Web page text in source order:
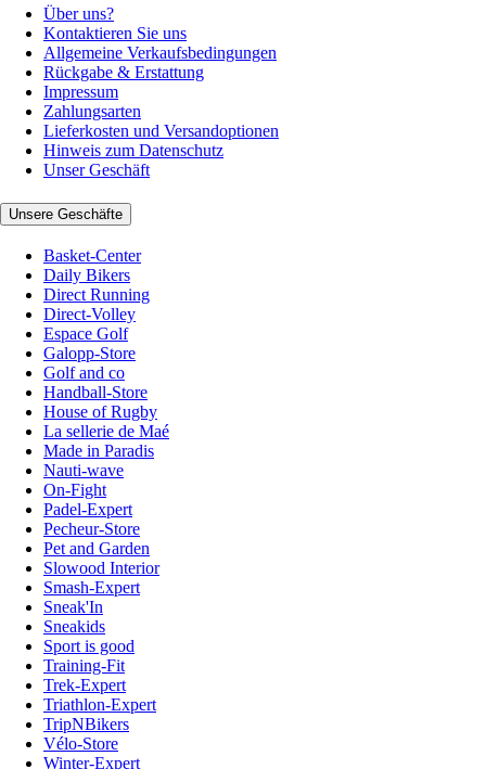
Über uns?
Kontaktieren Sie uns
Allgemeine Verkaufsbedingungen
Rückgabe & Erstattung
Impressum
Zahlungsarten
Lieferkosten und Versandoptionen
Hinweis zum Datenschutz
Unser Geschäft
Unsere Geschäfte
Basket-Center
Daily Bikers
Direct Running
Direct-Volley
Espace Golf
Galopp-Store
Golf and co
Handball-Store
House of Rugby
La sellerie de Maé
Made in Paradis
Nauti-wave
On-Fight
Padel-Expert
Pecheur-Store
Pet and Garden
Slowood Interior
Smash-Expert
Sneak'In
Sneakids
Sport is good
Training-Fit
Trek-Expert
Triathlon-Expert
TripNBikers
Vélo-Store
Winter-Expert